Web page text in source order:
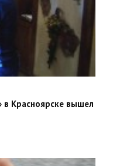
в Красноярске вышел